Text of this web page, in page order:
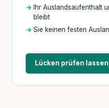
Ihr Auslandsaufenthalt
bleibt
Sie keinen festen
Lücken prüfen lassen